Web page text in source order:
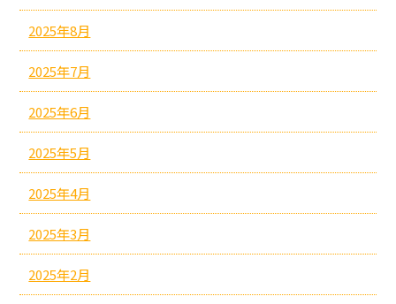
2025年8月
2025年7月
2025年6月
2025年5月
2025年4月
2025年3月
2025年2月